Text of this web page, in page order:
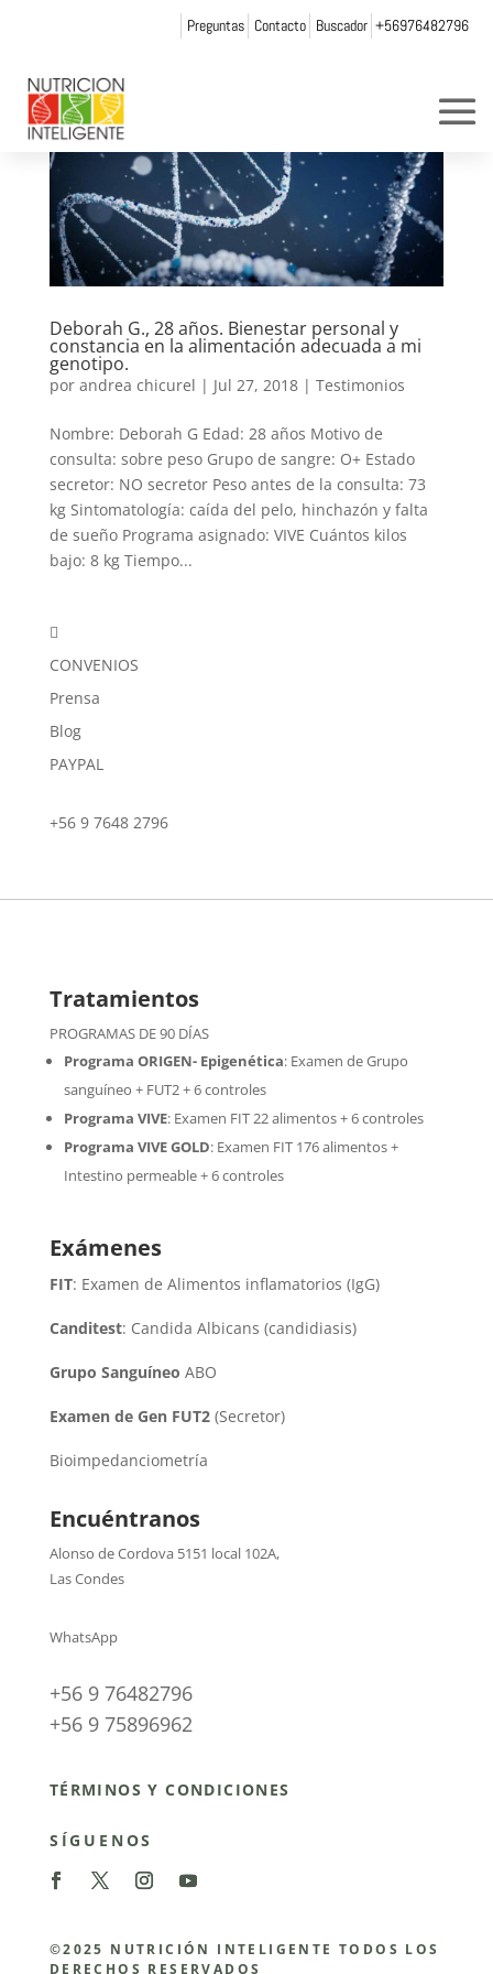
Preguntas Contacto Buscador +56976482796
Deborah G., 28 años. Bienestar personal y
constancia en la alimentación adecuada a mi
genotipo.
por andrea chicurel | Jul 27, 2018| Testimonios
Nombre: Deborah G Edad: 28 años Motivo de
consulta: sobre peso Grupo de sangre: O+ Estado
secretor: NO secretor Peso antes de la consulta: 73
kg Sintomatología: caída del pelo, hinchazón y falta
de sueño Programa asignado: VIVE Cuántos kilos
bajo: 8 kg Tiempo...

CONVENIOS
Prensa
Blog
PAYPAL
+56 9 7648 2796
Tratamientos
PROGRAMAS DE 90 DÍAS
Programa ORIGEN- Epigenética:Examen de Grupo
sanguíneo + FUT2 + 6 controles
Programa VIVE: Examen FIT 22 alimentos + 6 controles
Programa VIVE GOLD: Examen FIT 176 alimentos +
Intestino permeable + 6 controles
Exámenes
FIT: Examen de Alimentos inflamatorios (IgG)
Canditest: Candida Albicans (candidiasis)
Grupo Sanguíneo ABO
Examen de Gen FUT2(Secretor)
Bioimpedanciometría
Encuéntranos
Alonso de Cordova 5151 local 102A,
Las Condes
WhatsApp
+56 9 76482796
+56 9 75896962
TÉRMINOS Y CONDICIONES
SÍGUENOS
©2025 NUTRICIÓN INTELIGENTE TODOS LOS
DERECHOS RESERVADOS